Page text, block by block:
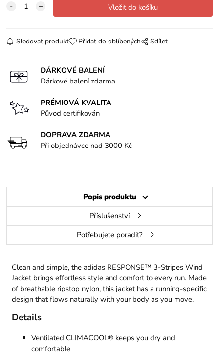
Sledovat produkt Přidat do oblíbených Sdílet
DÁRKOVÉ BALENÍ
Dárkové balení zdarma
PRÉMIOVÁ KVALITA
Původ certifikován
DOPRAVA ZDARMA
Při objednávce nad 3000 Kč
Popis produktu
Příslušenství
Potřebujete poradit?
Clean and simple, the adidas RESPONSE™ 3-Stripes Wind
Jacket brings effortless style and comfort to every run. Made
of breathable ripstop nylon, this jacket has a running-specific
design that flows naturally with your body as you move.
Details
Ventilated CLIMACOOL® keeps you dry and
comfortable